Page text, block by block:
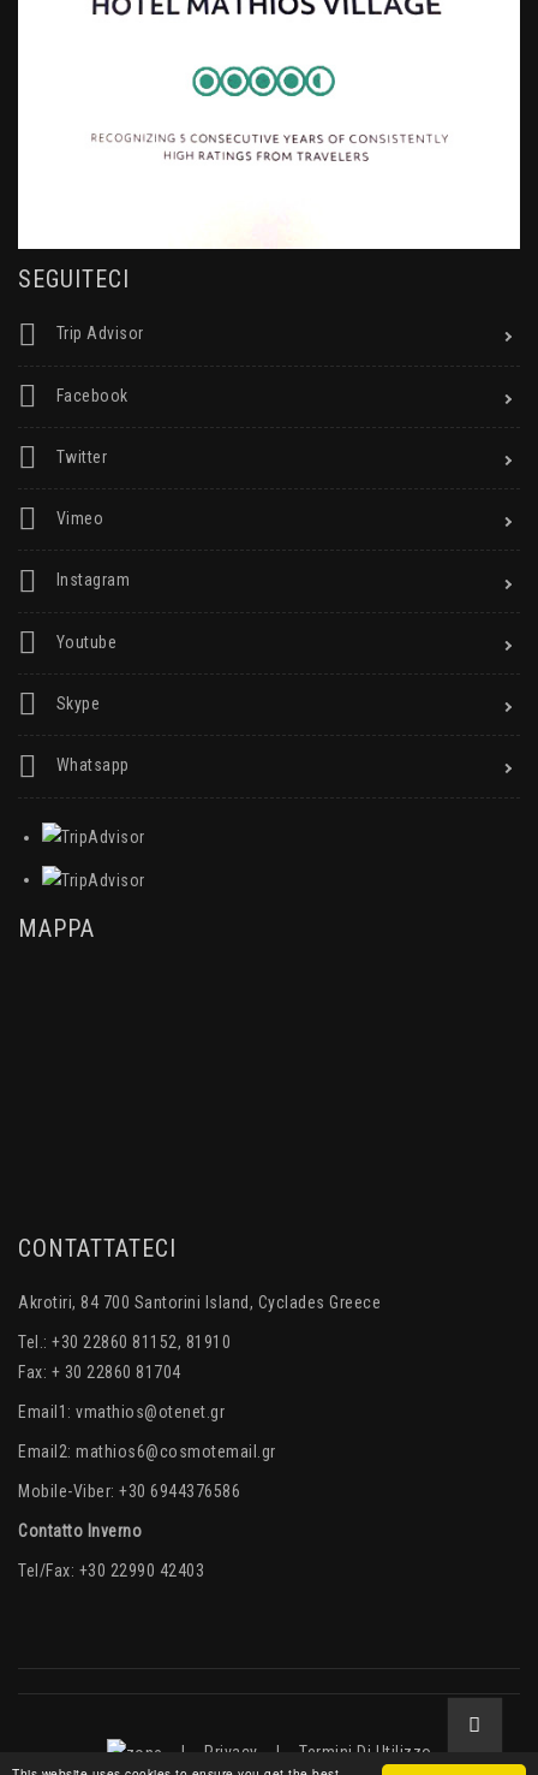
SEGUITECI
Trip Advisor
Facebook
Twitter
Vimeo
Instagram
Youtube
Skype
Whatsapp
MAPPA
CONTATTATECI
Akrotiri, 84 700 Santorini Island, Cyclades Greece
Tel.: +30 22860 81152, 81910
Fax: + 30 22860 81704
Email1: vmathios@otenet.gr
Email2: mathios6@cosmotemail.gr
Mobile-Viber: +30 6944376586
Contatto Inverno
Tel/Fax: +30 22990 42403
| Privacy | Termini Di Utilizzo